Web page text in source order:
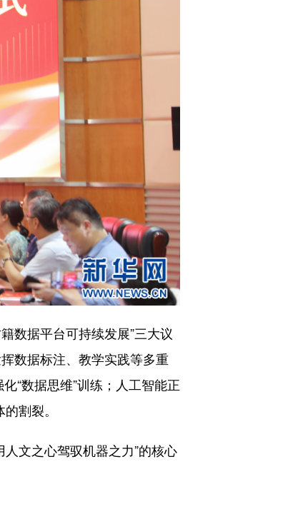
数据平台可持续发展”三大议
数据标注、教学实践等多重
“数据思维”训练；人工智能正
割裂。
文之心驾驭机器之力”的核心